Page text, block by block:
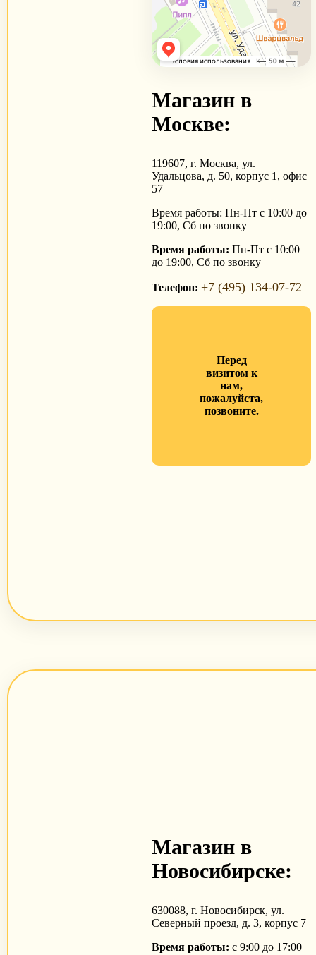
Магазин в
Москве:
119607, г. Москва, ул.
Удальцова, д. 50, корпус 1, офис
57
Время работы: Пн-Пт с 10:00 до
19:00, Сб по звонку
Время работы: Пн-Пт с 10:00
до 19:00, Сб по звонку
Телефон: +7 (495) 134-07-72
Перед
визитом к
нам,
пожалуйста,
позвоните.
Магазин в
Новосибирске:
630088, г. Новосибирск, ул.
Северный проезд, д. 3, корпус 7
Время работы: с 9:00 до 17:00